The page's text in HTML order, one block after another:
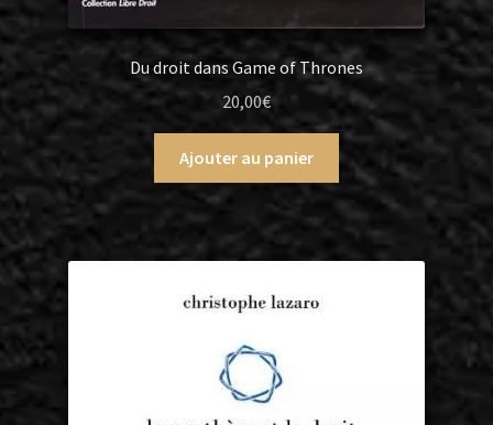
Du droit dans Game of Thrones
20,00€
Ajouter au panier